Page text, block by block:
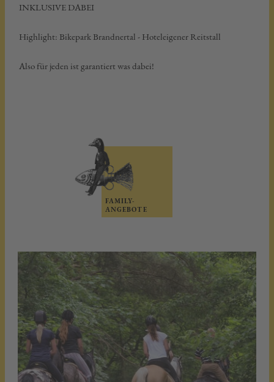
FAMILY-
ANGEBOTE
INKLUSIVE DABEI
Highlight: Bikepark Brandnertal - Hoteleigener Reitstall
Also für jeden ist garantiert was dabei!